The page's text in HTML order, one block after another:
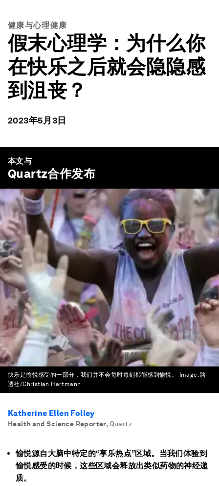
健康与心理健康
假末心理学：为什么你
在快乐之后就会隐隐感
到沮丧？
2023年5月3日
本文与
Quartz合作发布
快乐是愉悦感受的一部分，我们并不会每时每刻都能感到愉悦。 Image:路
透社/Christian Hartmann
Katherine Ellen Folley
Health and Science Reporter, Quartz
愉悦源自大脑中特定的“享乐热点”区域。当我们体验到
愉悦感受的时候，这些区域会释放出类似药物的神经递
质。